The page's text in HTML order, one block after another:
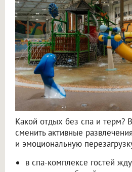
Какой отдых без спа и терм? В
сменить активные
и эмоциональную
в спа-комплексе гостей